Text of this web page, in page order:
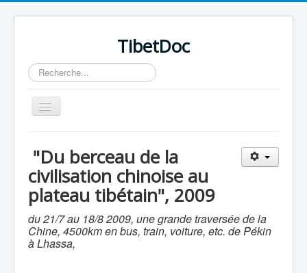
TibetDoc
Rechercher
Basculer
la
"Du berceau de la
civilisation chinoise au
plateau tibétain", 2009
du 21/7 au 18/8 2009, une grande traversée de la
Chine, 4500km en bus, train, voiture, etc. de Pékin
à Lhassa,